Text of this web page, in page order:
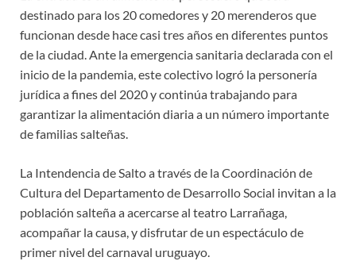
destinado para los 20 comedores y 20 merenderos que
funcionan desde hace casi tres años en diferentes puntos
de la ciudad. Ante la emergencia sanitaria declarada con el
inicio de la pandemia, este colectivo logró la personería
jurídica a fines del 2020 y continúa trabajando para
garantizar la alimentación diaria a un número importante
de familias salteñas.
La Intendencia de Salto a través de la Coordinación de
Cultura del Departamento de Desarrollo Social invitan a la
población salteña a acercarse al teatro Larrañaga,
acompañar la causa, y disfrutar de un espectáculo de
primer nivel del carnaval uruguayo.